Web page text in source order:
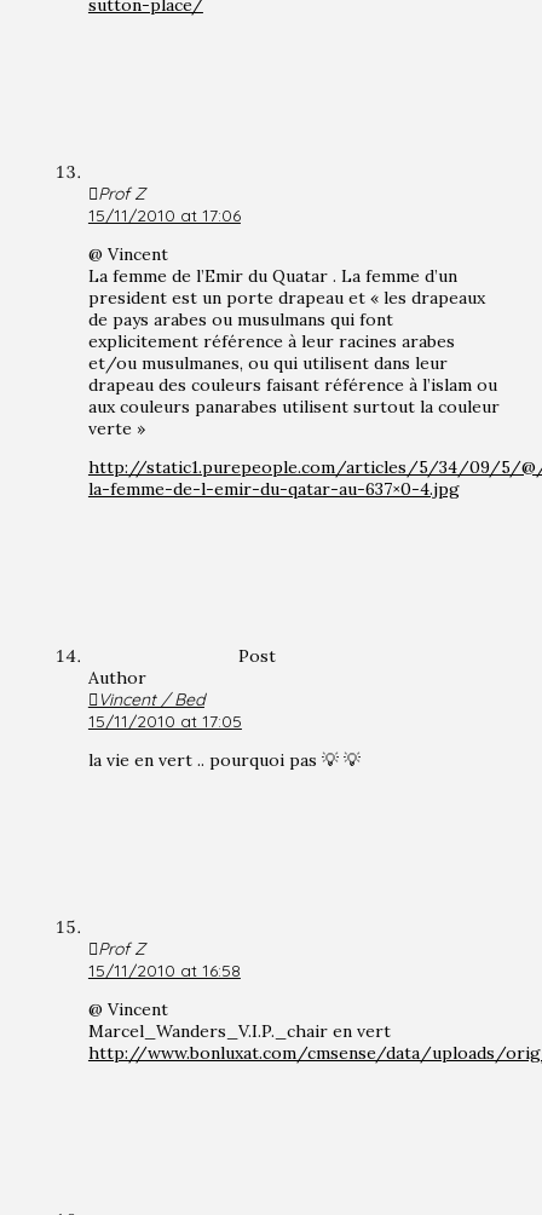
sutton-place/
Prof Z
15/11/2010 at 17:06
@ Vincent
La femme de l’Emir du Quatar . La femme d’un
president est un porte drapeau et « les drapeaux
de pays arabes ou musulmans qui font
explicitement référence à leur racines arabes
et/ou musulmanes, ou qui utilisent dans leur
drapeau des couleurs faisant référence à l’islam ou
aux couleurs panarabes utilisent surtout la couleur
verte »
http://static1.purepeople.com/articles/5/34/09/5/@/
la-femme-de-l-emir-du-qatar-au-637×0-4.jpg
Post
Author
Vincent / Bed
15/11/2010 at 17:05
la vie en vert .. pourquoi pas 💡 💡
Prof Z
15/11/2010 at 16:58
@ Vincent
Marcel_Wanders_V.I.P._chair en vert
http://www.bonluxat.com/cmsense/data/uploads/